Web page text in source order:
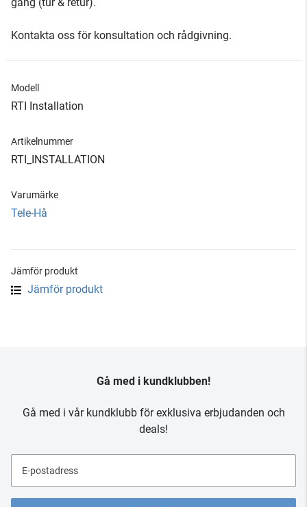
Kontakta oss för konsultation och rådgivning.
Modell
RTI Installation
Artikelnummer
RTI_INSTALLATION
Varumärke
Tele-Hå
Jämför produkt
Jämför produkt
Gå med i kundklubben!
Gå med i vår kundklubb för exklusiva erbjudanden och
deals!
E-postadress